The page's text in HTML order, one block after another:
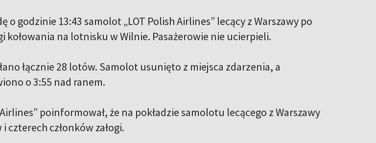
o godzinie 13:43 samolot „LOT Polish Airlines” lecący z Warszawy po
kołowania na lotnisku w Wilnie. Pasażerowie nie ucierpieli.
łącznie 28 lotów. Samolot usunięto z miejsca zdarzenia, a
o 3:55 nad ranem.
poinformował, że na pokładzie samolotu lecącego z Warszawy
czterech członków załogi.